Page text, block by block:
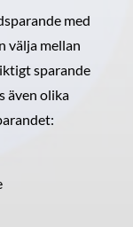
med
välja mellan
sparande
även olika